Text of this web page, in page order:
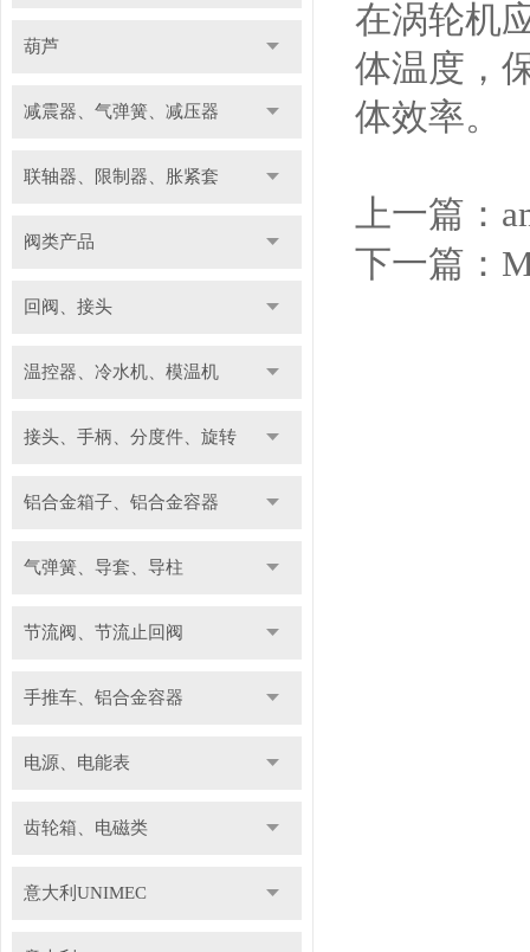
葫芦
减震器、气弹簧、减压器
联轴器、限制器、胀紧套
阀类产品
回阀、接头
温控器、冷水机、模温机
接头、手柄、分度件、旋转
铝合金箱子、铝合金容器
气弹簧、导套、导柱
节流阀、节流止回阀
手推车、铝合金容器
电源、电能表
齿轮箱、电磁类
意大利UNIMEC
在涡轮机
体温度，
体效率。
上一篇：
下一篇：